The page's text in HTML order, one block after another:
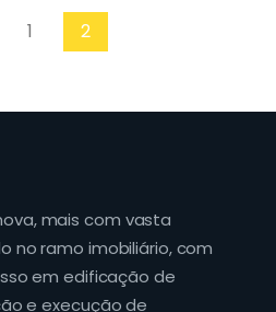
1 2
mais com vasta
no ramo imobiliário, com
em edificação de
e execução de